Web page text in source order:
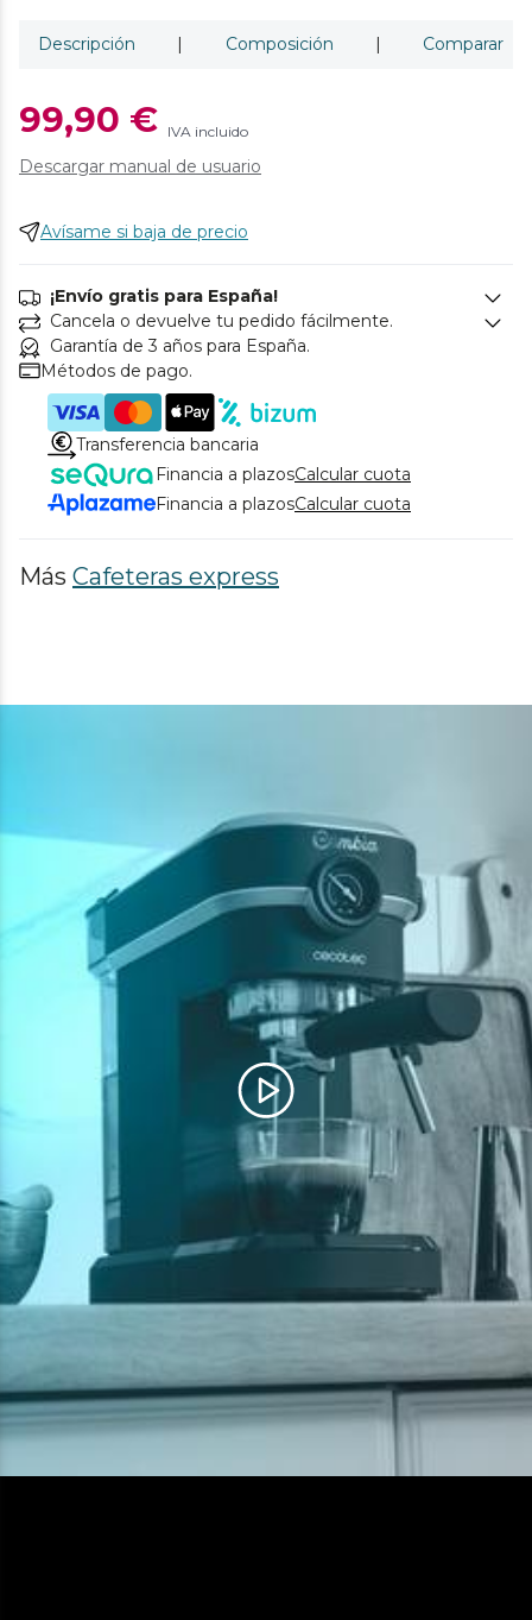
Descripción | Composición | Comparar
99,90 € IVA incluido
Descargar manual de usuario
Avísame si baja de precio
¡Envío gratis para España!
Cancela o devuelve tu pedido fácilmente.
Garantía de 3 años para España.
Métodos de pago.
Transferencia bancaria
Financia a plazosCalcular cuota
Financia a plazosCalcular cuota
Más Cafeteras express